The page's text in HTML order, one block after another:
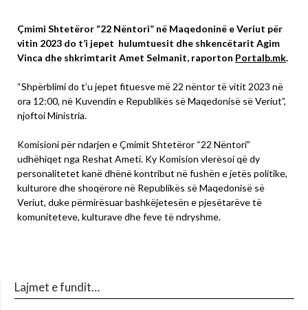
Çmimi Shtetëror “22 Nëntori” në Maqedoninë e Veriut për
vitin 2023 do t’i jepet hulumtuesit dhe shkencëtarit Agim
Vinca dhe shkrimtarit Amet Selmanit, raporton Portalb.mk.
“Shpërblimi do t’u jepet fituesve më 22 nëntor të vitit 2023 në
ora 12:00, në Kuvendin e Republikës së Maqedonisë së Veriut”,
njoftoi Ministria.
Komisioni për ndarjen e Çmimit Shtetëror “22 Nëntori”
udhëhiqet nga Reshat Ameti. Ky Komision vlerësoi që dy
personalitetet kanë dhënë kontribut në fushën e jetës politike,
kulturore dhe shoqërore në Republikës së Maqedonisë së
Veriut, duke përmirësuar bashkëjetesën e pjesëtarëve të
komuniteteve, kulturave dhe feve të ndryshme.
Lajmet e fundit…